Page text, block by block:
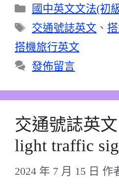
分
類
國中英文文法(初
標
籤
交通號誌英文 、
搭機旅行英文
發佈留言
交通號誌英
light traffic
2024 年 7 月 15 日 作